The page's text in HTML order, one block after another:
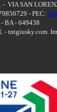
- VIA SAN
- PEC:
BA - 649438
- tntgiusky.com.